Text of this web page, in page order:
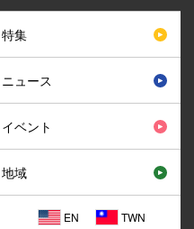
特集
ニュース
イベント
地域
EN TWN